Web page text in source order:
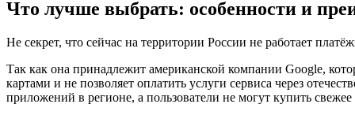
Что лучше выбрать: особенности и
Не секрет, что сейчас на территории России не работает
Так как она принадлежит американской компании Google,
картами и не позволяет оплатить услуги сервиса через
приложений в регионе, а пользователи не могут купить